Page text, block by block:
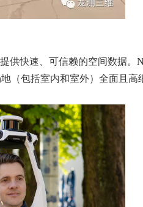
供快速、可信赖的空间数据。
（包括室内和室外）全面且高